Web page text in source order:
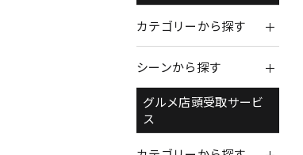
カテゴリーから探す
シーンから探す
グルメ店頭受取サービ
ス